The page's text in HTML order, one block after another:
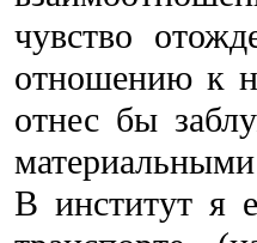
чувство
отношению к
отнес бы
В институт я